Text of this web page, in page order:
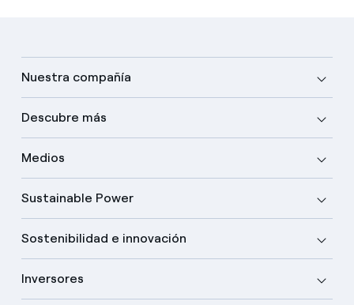
Nuestra compañía
Descubre más
Medios
Sustainable Power
Sostenibilidad e innovación
Inversores